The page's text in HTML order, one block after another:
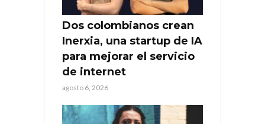
Dos colombianos crean
Inerxia, una startup de IA
para mejorar el servicio
de internet
agosto 6, 2026